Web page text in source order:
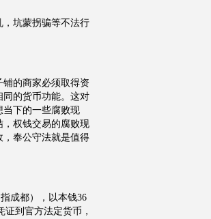
坑蒙拐骗等不法行
铺的商家必须取得资
同的货币功能。这对
下的一些腐败现
权钱交易的腐败现
奉公守法就是值得
成都），以本钱36
到官方法定货币，